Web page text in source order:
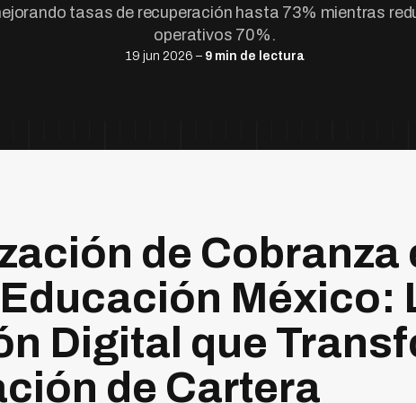
tasas de recuperación hasta 73% mientras
operativos 70%.
19 jun 2026 – 9 min de lectura
de Cobranza
México:
Digital que
de Cartera